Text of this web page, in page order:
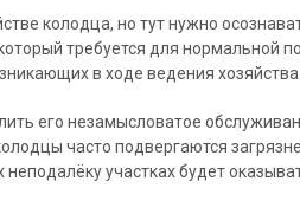
колодца, но тут нужно
требуется для нормальной
в ходе ведения хозяйства.
его незамысловатое
часто подвергаются
участках будет